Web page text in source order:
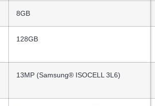
8GB
128GB
13MP (Samsung® ISOCELL 3L6)